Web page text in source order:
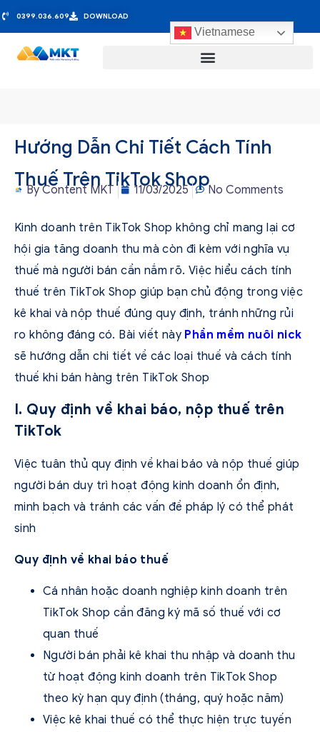
0399.036.609 DOWNLOAD
Vietnamese
Hướng Dẫn Chi Tiết Cách Tính
Thuế Trên TikTok Shop
ByContent MKT 11/03/2025 No Comments
Kinh doanh trên TikTok Shop không chỉ mang lại cơ
hội gia tăng doanh thu mà còn đi kèm với nghĩa vụ
thuế mà người bán cần nắm rõ. Việc hiểu cách tính
thuế trên TikTok Shop giúp bạn chủ động trong việc
kê khai và nộp thuế đúng quy định, tránh những rủi
ro không đáng có. Bài viết này Phần mềm nuôi nick
sẽ hướng dẫn chi tiết về các loại thuế và cách tính
thuế khi bán hàng trên TikTok Shop
I. Quy định về khai báo, nộp thuế trên
TikTok
Việc tuân thủ quy định về khai báo và nộp thuế giúp
người bán duy trì hoạt động kinh doanh ổn định,
minh bạch và tránh các vấn đề pháp lý có thể phát
sinh
Quy định về khai báo thuế
Cá nhân hoặc doanh nghiệp kinh doanh trên
TikTok Shop cần đăng ký mã số thuế với cơ
quan thuế
Người bán phải kê khai thu nhập và doanh thu
từ hoạt động kinh doanh trên TikTok Shop
theo kỳ hạn quy định (tháng, quý hoặc năm)
Việc kê khai thuế có thể thực hiện trực tuyến